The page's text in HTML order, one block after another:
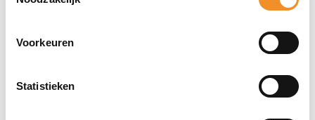
Voorkeuren
Statistieken